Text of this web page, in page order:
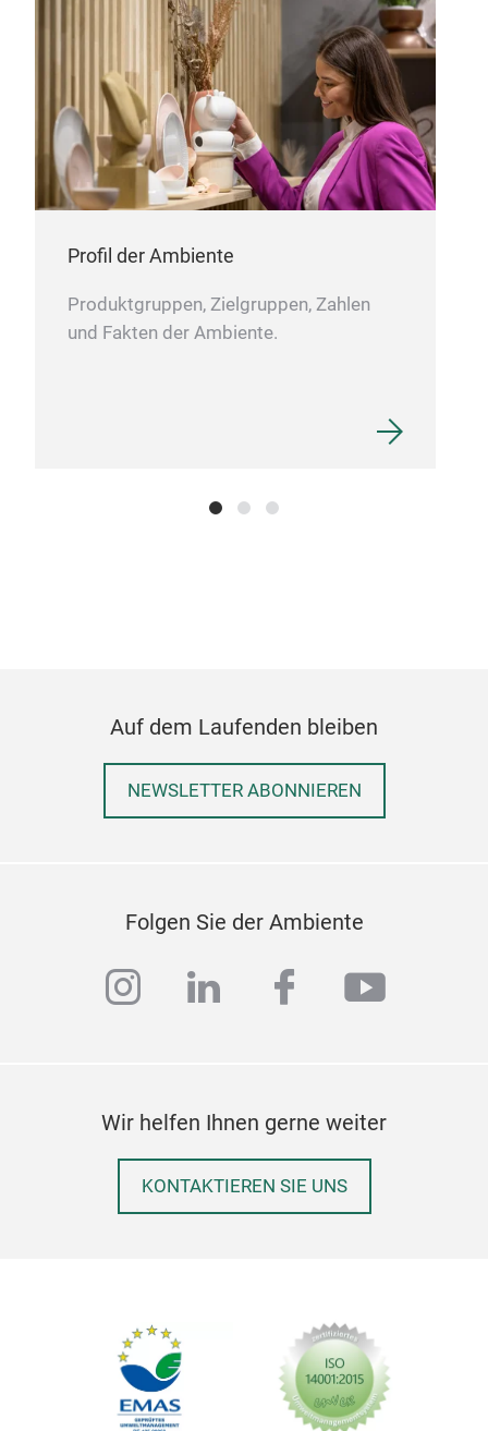
Profil der Ambiente
Produktgruppen, Zielgruppen, Zahlen
und Fakten der Ambiente.
Auf dem Laufenden bleiben
NEWSLETTER ABONNIEREN
Folgen Sie der Ambiente
instagram
linkedinfacebook
Wir helfen Ihnen gerne weiter
KONTAKTIEREN SIE UNS